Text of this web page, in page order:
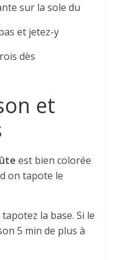
sur la sole du
et jetez-y
dès
et
est bien colorée
on tapote le
la base. Si le
5 min de plus à